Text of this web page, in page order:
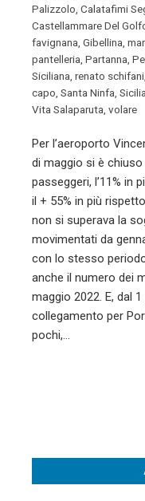
Palizzolo, Calatafimi
Castellammare Del
favignana, Gibellina,
pantelleria, Partanna,
Siciliana, renato schifani,
capo, Santa Ninfa,
Vita Salaparuta, volare
Per l’aeroporto
di maggio si è
passeggeri, l’11% in
il + 55% in più
non si superava la
movimentati da
con lo stesso
anche il numero dei
maggio 2022. E, dal
collegamento per
pochi,…